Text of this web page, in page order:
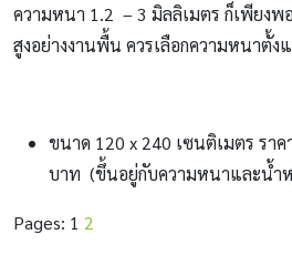
ความหนา 1.2 – 3 มิลลิเมตร ก็เพียง
สูงอย่างงานพื้น ควรเลือกความหนาตั้ง
ขนาด 120 x 240 เซนติเมตร รา
บาท (ขึ้นอยู่กับความหนาและน้ำ
Pages: 1 2